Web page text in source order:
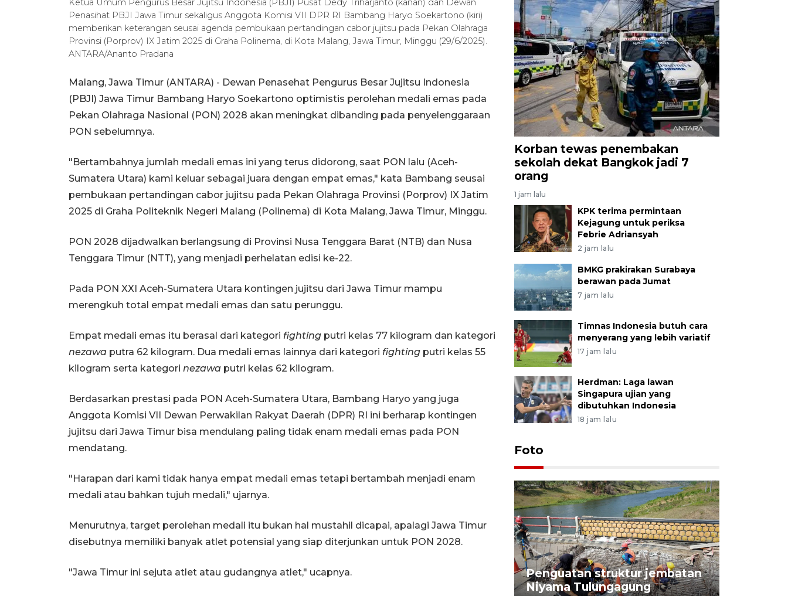
Ketua Umum Pengurus Besar Jujitsu Indonesia (PBJI) Pusat Dedy Triharjanto (kanan) dan Dewan
Penasihat PBJI Jawa Timur sekaligus Anggota Komisi VII DPR RI Bambang Haryo Soekartono (kiri)
memberikan keterangan seusai agenda pembukaan pertandingan cabor jujitsu pada Pekan Olahraga
Provinsi (Porprov) IX Jatim 2025 di Graha Polinema, di Kota Malang, Jawa Timur, Minggu (29/6/2025).
ANTARA/Ananto Pradana
Malang, Jawa Timur (ANTARA) - Dewan Penasehat Pengurus Besar Jujitsu Indonesia
(PBJI) Jawa Timur Bambang Haryo Soekartono optimistis perolehan medali emas pada
Pekan Olahraga Nasional (PON) 2028 akan meningkat dibanding pada penyelenggaraan
PON sebelumnya.
"Bertambahnya jumlah medali emas ini yang terus didorong, saat PON lalu (Aceh-
Sumatera Utara) kami keluar sebagai juara dengan empat emas," kata Bambang seusai
pembukaan pertandingan cabor jujitsu pada Pekan Olahraga Provinsi (Porprov) IX Jatim
2025 di Graha Politeknik Negeri Malang (Polinema) di Kota Malang, Jawa Timur, Minggu.
PON 2028 dijadwalkan berlangsung di Provinsi Nusa Tenggara Barat (NTB) dan Nusa
Tenggara Timur (NTT), yang menjadi perhelatan edisi ke-22.
Pada PON XXI Aceh-Sumatera Utara kontingen jujitsu dari Jawa Timur mampu
merengkuh total empat medali emas dan satu perunggu.
Empat medali emas itu berasal dari kategori fighting putri kelas 77 kilogram dan kategori
nezawa putra 62 kilogram. Dua medali emas lainnya dari kategori fighting putri kelas 55
kilogram serta kategori nezawa putri kelas 62 kilogram.
Berdasarkan prestasi pada PON Aceh-Sumatera Utara, Bambang Haryo yang juga
Anggota Komisi VII Dewan Perwakilan Rakyat Daerah (DPR) RI ini berharap kontingen
jujitsu dari Jawa Timur bisa mendulang paling tidak enam medali emas pada PON
mendatang.
"Harapan dari kami tidak hanya empat medali emas tetapi bertambah menjadi enam
medali atau bahkan tujuh medali," ujarnya.
Menurutnya, target perolehan medali itu bukan hal mustahil dicapai, apalagi Jawa Timur
disebutnya memiliki banyak atlet potensial yang siap diterjunkan untuk PON 2028.
"Jawa Timur ini sejuta atlet atau gudangnya atlet," ucapnya.
Korban tewas penembakan
sekolah dekat Bangkok jadi 7
orang
1 jam lalu
KPK terima permintaan
Kejagung untuk periksa
Febrie Adriansyah
2 jam lalu
BMKG prakirakan Surabaya
berawan pada Jumat
7 jam lalu
Timnas Indonesia butuh cara
menyerang yang lebih variatif
17 jam lalu
Herdman: Laga lawan
Singapura ujian yang
dibutuhkan Indonesia
18 jam lalu
Foto
Peningkatan perputaran
Penguatan struktur jembatan
Niyama Tulungagung